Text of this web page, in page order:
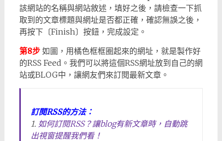
該網站的名稱與網站敘述，填好之後，請檢查一下抓
取到的文章標題與網址是否都正確，確認無誤之後，
再按下〔Finish〕按鈕，完成設定。
第8步如圖，用橘色框框圈起來的網址，就是製作好
的RSS Feed。我們可以將這個RSS網址放到自己的網
站或BLOG中，讓網友們來訂閱最新文章。
訂閱RSS的方法：
1. 如何訂閱RSS？讓blog有新文章時，自動跳
出視窗提醒我們看！